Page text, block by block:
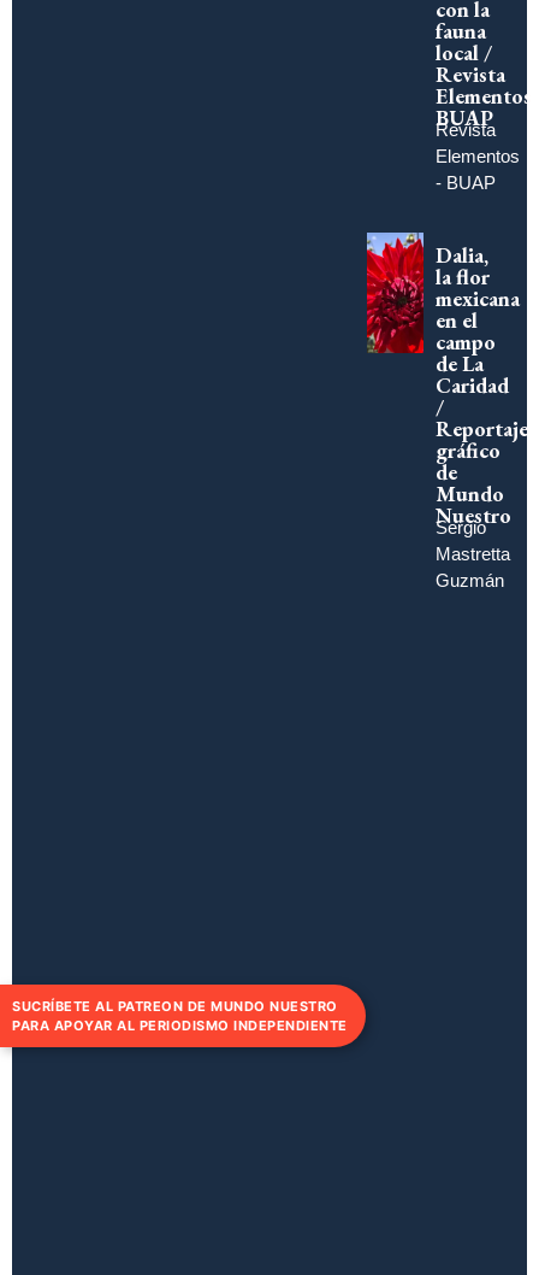
con la
fauna
local /
Revista
Elementos
BUAP
Revista
Elementos
- BUAP
Dalia,
la flor
mexicana
en el
campo
de La
Caridad
/
Reportaje
gráfico
de
Mundo
Nuestro
Sergio
Mastretta
Guzmán
SUCRÍBETE AL PATREON DE MUNDO NUESTRO
PARA APOYAR AL PERIODISMO INDEPENDIENTE